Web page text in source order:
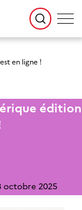
en ligne !
édition
octobre 2025